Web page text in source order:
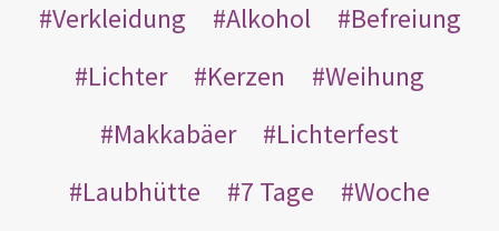
Verkleidung
Alkohol
Befreiung
Lichter
Kerzen
Weihung
Makkabäer
Lichterfest
Laubhütte
7 Tage
Woche